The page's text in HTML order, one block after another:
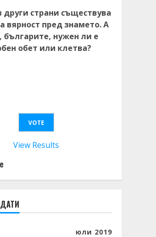
страни съществува
вярност пред знамето. А
българите, нужен ли е
обет или клетва?
View Results
юли 2019